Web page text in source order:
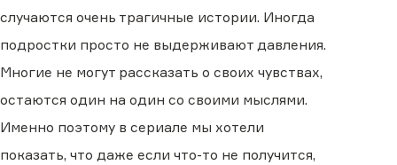
случаются очень трагичные истории. Иногда
подростки просто не выдерживают давления.
Многие не могут рассказать о своих чувствах,
остаются один на один со своими мыслями.
Именно поэтому в сериале мы хотели
показать, что даже если что-то не получится,